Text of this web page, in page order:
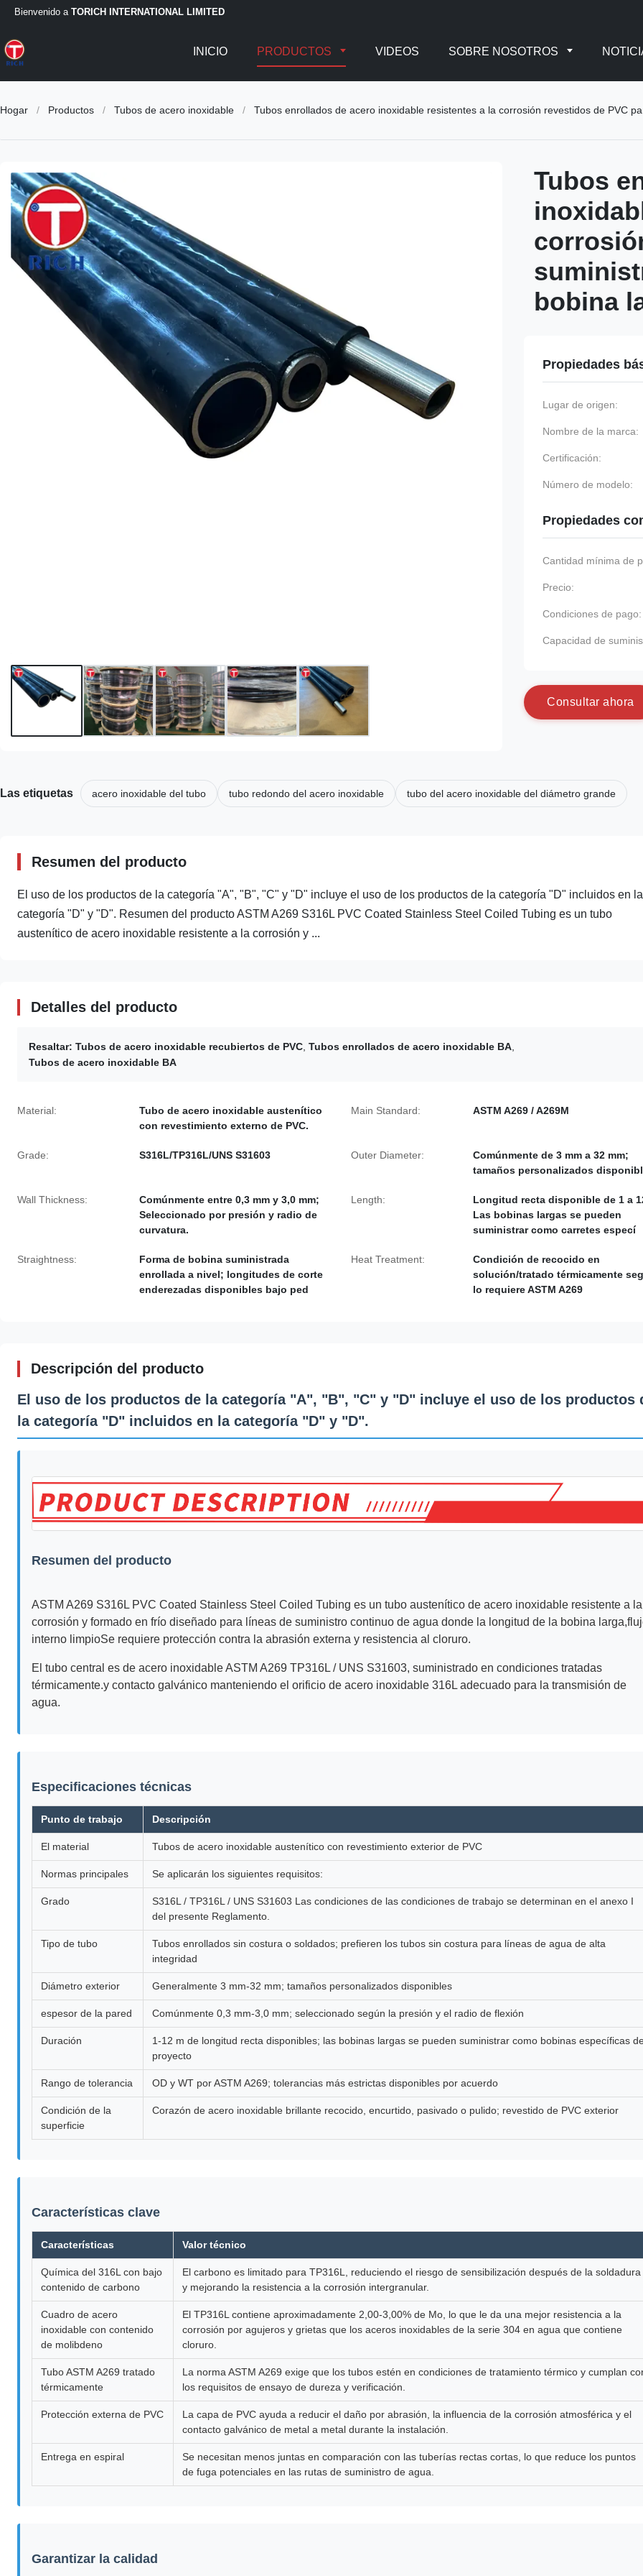
Bienvenido a TORICH INTERNATIONAL LIMITED
INICIO PRODUCTOS VIDEOS SOBRE NOSOTROS
Hogar / Productos / Tubos de acero inoxidable / Tubos enrollados de acero inoxidable resistentes a la corrosión revestidos de PVC
Tubos
bobina
Propiedades
Lugar de origen:
Nombre de la marca:
Certificación:
Número de modelo:
Propiedades
Cantidad mínima de
Precio:
Condiciones de pago:
Capacidad de
Consu tar a hora
Las etiquetas acero inoxidable del tubo tubo redondo del acero inoxidable tubo del acero inoxidable del diámetro grande
Resumen del producto
El uso de los productos de la categoría "A", "B", "C" y "D" incluye el uso de los productos de la categoría "D" incluidos en la
categoría "D" y "D". Resumen del producto ASTM A269 S316L PVC Coated Stainless Steel Coiled Tubing es un tubo
austenítico de acero inoxidable resistente a la corrosión y ...
Detalles del producto
Resaltar: Tubos de acero inoxidable recubiertos de PVC Tubos enrollados de acero inoxidable BA
Tubos de acero inoxidable BA
Material:
Tubo de acero inoxidable austenítico
con revestimiento externo de PVC.
Main Standard: ASTM A269 / A269M
Grade: S316L/TP316L/UNS S31603 Outer Diameter:
Comúnmente de 3 mm a 32 mm;
tamaños personalizados
Wall Thickness:
Comúnmente entre 0,3 mm y 3,0 mm;
Seleccionado por presión y radio de
curvatura.
Length:
Longitud recta disponible de 1 a
Las bobinas largas se pueden
suministrar como carretes especí
Straightness:
Forma de bobina suministrada
enrollada a nivel; longitudes de corte
enderezadas disponibles bajo ped
Heat Treatment:
Condición de recocido en
solución/tratado térmicamente
lo requiere ASTM A269
Descripción del producto
El uso de los productos de la categoría "A", "B", "C" y "D" incluye el uso de los productos
la categoría "D" incluidos en la categoría "D" y "D".
Resumen del producto
ASTM A269 S316L PVC Coated Stainless Steel Coiled Tubing es un tubo austenítico de acero inoxidable resistente a la
corrosión y formado en frío diseñado para líneas de suministro continuo de agua donde la longitud de la bobina
interno limpioSe requiere protección contra la abrasión externa y resistencia al cloruro.
El tubo central es de acero inoxidable ASTM A269 TP316L / UNS S31603, suministrado en condiciones tratadas
térmicamente.y contacto galvánico manteniendo el orificio de acero inoxidable 316L adecuado para la transmisión de
agua.
Especificaciones técnicas
Punto de trabajo Descripción
El material Tubos de acero inoxidable austenítico con revestimiento exterior de PVC
Normas principales Se aplicarán los siguientes requisitos:
Grado
S316L / TP316L / UNS S31603 Las condiciones de las condiciones de trabajo se determinan en el anexo I
del presente Reglamento.
Tipo de tubo
Tubos enrollados sin costura o soldados; prefieren los tubos sin costura para líneas de agua de alta
integridad
Diámetro exterior Generalmente 3 mm-32 mm; tamaños personalizados disponibles
espesor de la pared Comúnmente 0,3 mm-3,0 mm; seleccionado según la presión y el radio de flexión
Duración
1-12 m de longitud recta disponibles; las bobinas largas se pueden suministrar como bobinas específicas
proyecto
Rango de tolerancia OD y WT por ASTM A269; tolerancias más estrictas disponibles por acuerdo
Condición de la
superficie
Corazón de acero inoxidable brillante recocido, encurtido, pasivado o pulido; revestido de PVC exterior
Características clave
Características Valor técnico
Química del 316L con bajo
contenido de carbono
El carbono es limitado para TP316L, reduciendo el riesgo de sensibilización después de la soldadura
y mejorando la resistencia a la corrosión intergranular.
Cuadro de acero
inoxidable con contenido
de molibdeno
El TP316L contiene aproximadamente 2,00-3,00% de Mo, lo que le da una mejor resistencia a la
corrosión por agujeros y grietas que los aceros inoxidables de la serie 304 en agua que contiene
cloruro.
Tubo ASTM A269 tratado
térmicamente
La norma ASTM A269 exige que los tubos estén en condiciones de tratamiento térmico y cumplan
los requisitos de ensayo de dureza y verificación.
Protección externa de PVC
La capa de PVC ayuda a reducir el daño por abrasión, la influencia de la corrosión atmosférica y el
contacto galvánico de metal a metal durante la instalación.
Entrega en espiral
Se necesitan menos juntas en comparación con las tuberías rectas cortas, lo que reduce los puntos
de fuga potenciales en las rutas de suministro de agua.
Garantizar la calidad